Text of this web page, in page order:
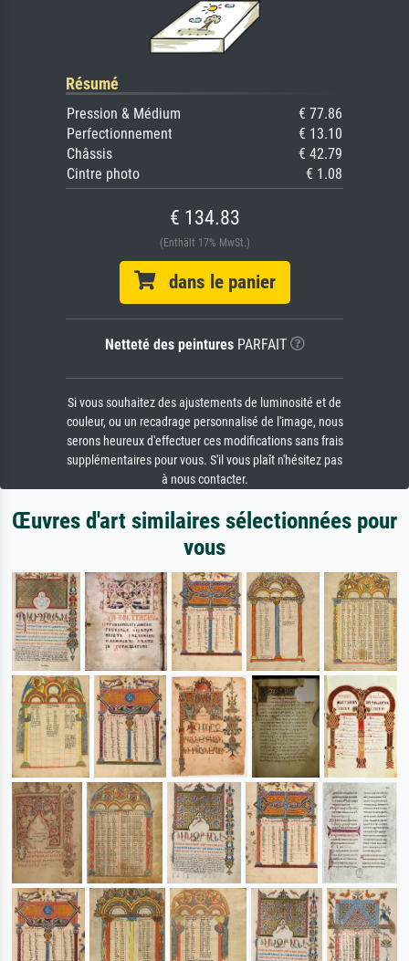
Résumé
Pression & Médium
€ 77.86
Perfectionnement
€ 13.10
Châssis
€ 42.79
Cintre photo
€ 1.08
€ 134.83
(Enthält 17% MwSt.)
dans le panier
Netteté des peinturesPARFAIT
Si vous souhaitez des ajustements de luminosité et de
couleur, ou un recadrage personnalisé de l'image, nous
serons heureux d'effectuer ces modifications sans frais
supplémentaires pour vous. S'il vous plaît n'hésitez pas
à nous contacter.
Œuvres d'art similaires sélectionnées pour
vous